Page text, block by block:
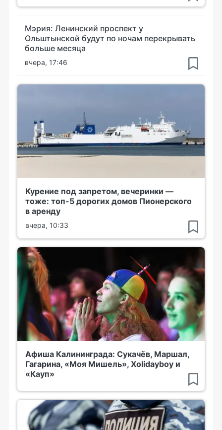
Мэрия: Ленинский проспект у
Ольштынской будут по ночам перекрывать
больше месяца
вчера, 17:46
Курение под запретом, вечеринки —
тоже: топ-5 дорогих домов Пионерского
в аренду
вчера, 10:33
Афиша Калининграда: Сукачёв, Маршал,
Гагарина, «Моя Мишель», Xolidayboy и
«Кауп»